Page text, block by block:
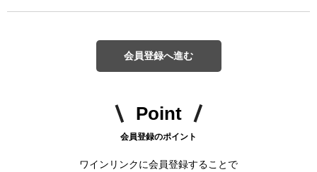
会員登録へ進む
Point
会員登録のポイント
ワインリンクに会員登録することで